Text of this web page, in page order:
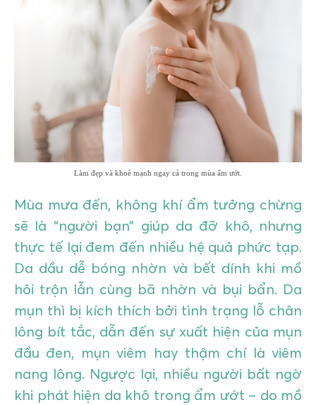
LIÊN HỆ
Làm đẹp và khoẻ mạnh ngay cả trong mùa ẩm ướt.
Mùa mưa đến, không khí ẩm tưởng chừng
sẽ là “người bạn” giúp da đỡ khô, nhưng
thực tế lại đem đến nhiều hệ quả phức tạp.
Da dầu dễ bóng nhờn và bết dính khi mồ
hôi trộn lẫn cùng bã nhờn và bụi bẩn. Da
mụn thì bị kích thích bởi tình trạng lỗ chân
lông bít tắc, dẫn đến sự xuất hiện của mụn
đầu đen, mụn viêm hay thậm chí là viêm
nang lông. Ngược lại, nhiều người bất ngờ
khi phát hiện da khô trong ẩm ướt – do mồ